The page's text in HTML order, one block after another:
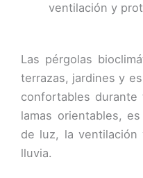
ventilación y
Las pérgolas
terrazas, jardines y
confortables durante
lamas orientables,
de luz, la
lluvia.